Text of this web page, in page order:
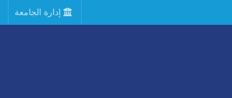
إدارة الجامعة